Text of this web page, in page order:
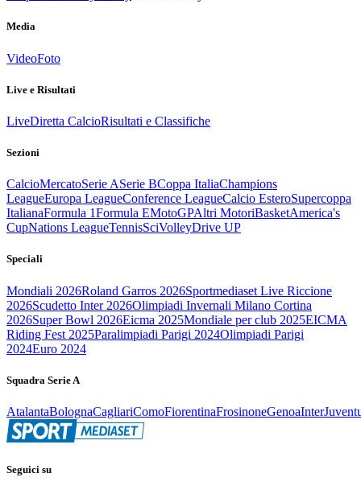
Media
VideoFoto
Live e Risultati
LiveDiretta CalcioRisultati e Classifiche
Sezioni
CalcioMercatoSerie ASerie BCoppa ItaliaChampions
LeagueEuropa LeagueConference LeagueCalcio EsteroSupercoppa
ItalianaFormula 1Formula EMotoGPAltri MotoriBasketAmerica's
CupNations LeagueTennisSciVolleyDrive UP
Speciali
Mondiali 2026Roland Garros 2026Sportmediaset Live Riccione
2026Scudetto Inter 2026Olimpiadi Invernali Milano Cortina
2026Super Bowl 2026Eicma 2025Mondiale per club 2025EICMA
Riding Fest 2025Paralimpiadi Parigi 2024Olimpiadi Parigi
2024Euro 2024
Squadra Serie A
AtalantaBolognaCagliariComoFiorentinaFrosinoneGenoaInter
Seguici su